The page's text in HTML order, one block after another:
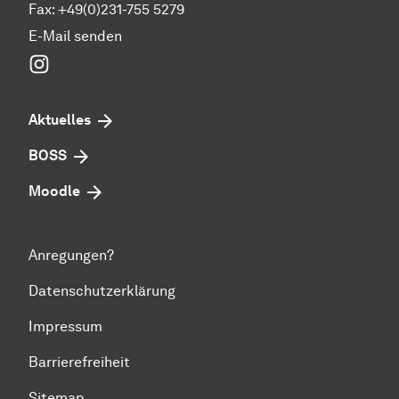
Fax: +49(0)231-755 5279
E-Mail senden
Aktuelles
BOSS
Moodle
Anregungen?
Datenschutzerklärung
Impressum
Barrierefreiheit